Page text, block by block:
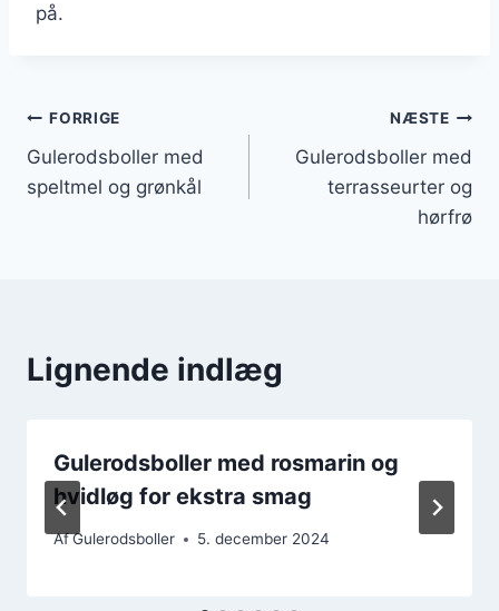
på.
Indlægsnavigation
FORRIGE
Gulerodsboller med
speltmel og grønkål
NÆSTE
Gulerodsboller med
terrasseurter og
hørfrø
Lignende indlæg
Gulerodsboller med rosmarin og
hvidløg for ekstra smag
AfGulerodsboller 5. december 2024